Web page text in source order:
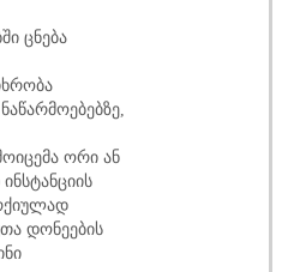
ცნება
ორი ან
დონეების